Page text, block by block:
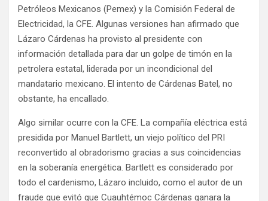
Petróleos Mexicanos (Pemex) y la Comisión Federal de
Electricidad, la CFE. Algunas versiones han afirmado que
Lázaro Cárdenas ha provisto al presidente con
información detallada para dar un golpe de timón en la
petrolera estatal, liderada por un incondicional del
mandatario mexicano. El intento de Cárdenas Batel, no
obstante, ha encallado.
Algo similar ocurre con la CFE. La compañía eléctrica está
presidida por Manuel Bartlett, un viejo político del PRI
reconvertido al obradorismo gracias a sus coincidencias
en la soberanía energética. Bartlett es considerado por
todo el cardenismo, Lázaro incluido, como el autor de un
fraude que evitó que Cuauhtémoc Cárdenas ganara la